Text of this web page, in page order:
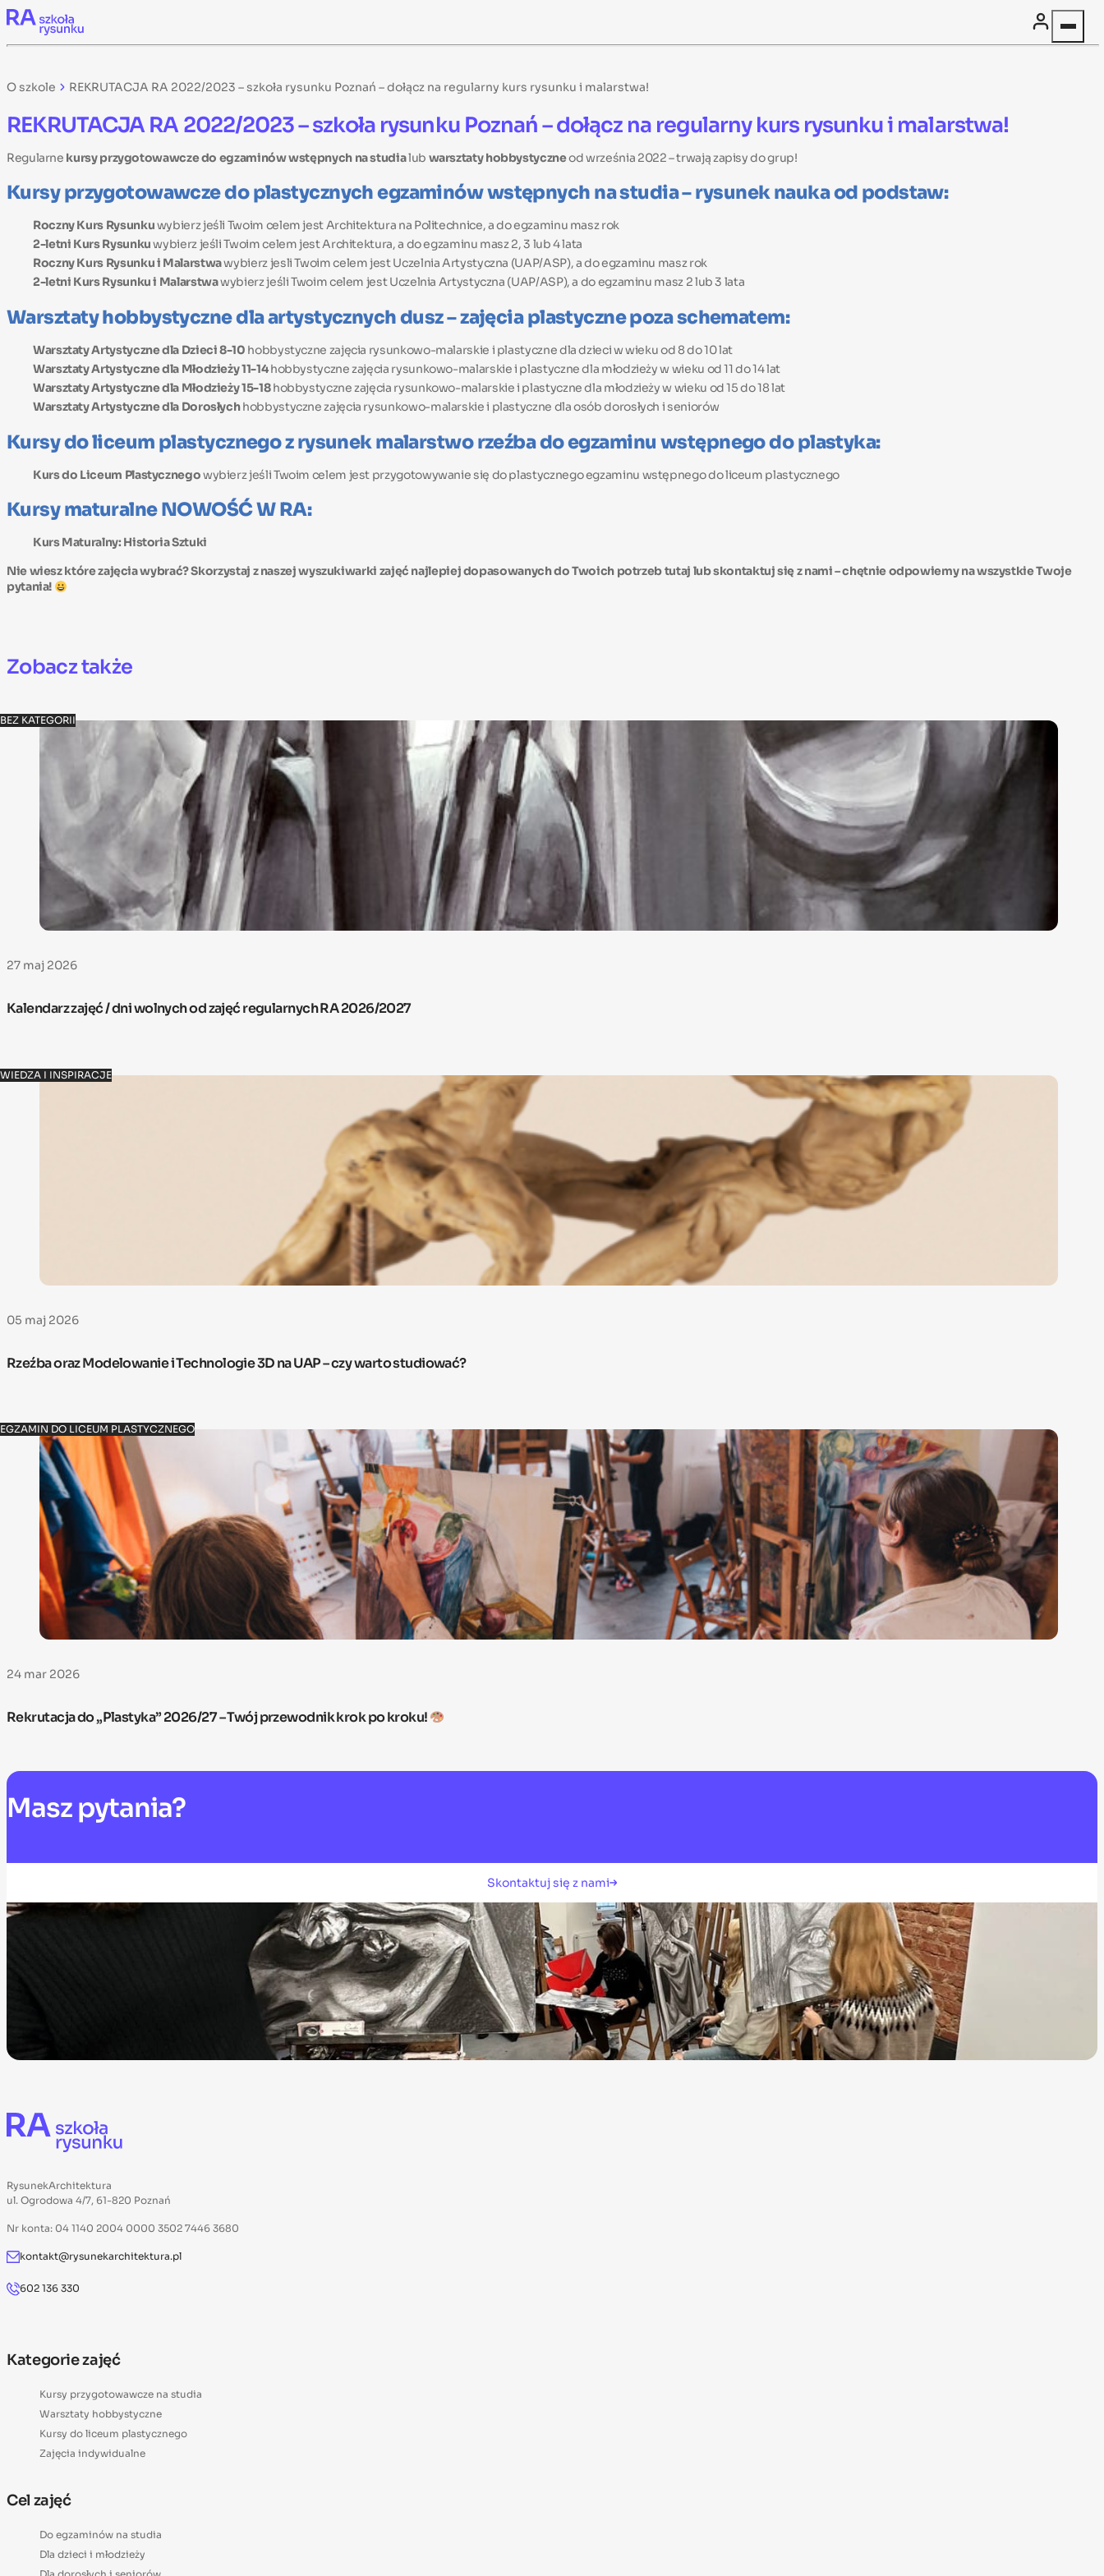
Skip to content
O szkole REKRUTACJA RA 2022/2023 – szkoła rysunku Poznań – dołącz na regularny kurs rysunku i malarstwa!
REKRUTACJA RA 2022/2023 – szkoła rysunku Poznań – dołącz na regularny kurs rysunku i malarstwa!
Regularne kursy przygotowawcze do egzaminów wstępnych na studialub warsztaty hobbystyczneod września 2022 – trwają zapisy do grup!
Kursy przygotowawcze do plastycznych egzaminów wstępnych na studia – rysunek nauka od podstaw:
Roczny Kurs Rysunkuwybierz jeśli Twoim celem jest Architektura na Politechnice, a do egzaminu masz rok
2-letni Kurs Rysunkuwybierz jeśli Twoim celem jest Architektura, a do egzaminu masz 2, 3 lub 4 lata
Roczny Kurs Rysunku i Malarstwawybierz jesli Twoim celem jest Uczelnia Artystyczna (UAP/ASP), a do egzaminu masz rok
2-letni Kurs Rysunku i Malarstwawybierz jeśli Twoim celem jest Uczelnia Artystyczna (UAP/ASP), a do egzaminu masz 2 lub 3 lata
Warsztaty hobbystyczne dla artystycznych dusz – zajęcia plastyczne poza schematem:
Warsztaty Artystyczne dla Dzieci 8-10 hobbystyczne zajęcia rysunkowo-malarskie i plastyczne dla dzieci w wieku od 8 do 10 lat
Warsztaty Artystyczne dla Młodzieży 11-14hobbystyczne zajęcia rysunkowo-malarskie i plastyczne dla młodzieży w wieku od 11 do 14 lat
Warsztaty Artystyczne dla Młodzieży 15-18hobbystyczne zajęcia rysunkowo-malarskie i plastyczne dla młodzieży w wieku od 15 do 18 lat
Warsztaty Artystyczne dla Dorosłychhobbystyczne zajęcia rysunkowo-malarskie i plastyczne dla osób dorosłych i seniorów
Kursy do liceum plastycznego z rysunek malarstwo rzeźba do egzaminu wstępnego do plastyka:
Kurs do Liceum Plastycznegowybierz jeśli Twoim celem jest przygotowywanie się do plastycznego egzaminu wstępnego do liceum plastycznego
Kursy maturalne NOWOŚĆ W RA:
Kurs Maturalny: Historia Sztuki
Nie wiesz które zajęcia wybrać? Skorzystaj z naszej wyszukiwarki zajęć najlepiej dopasowanych do Twoich potrzebtutaj lub skontaktuj się z nami – chętnie odpowiemy na wszystkie Twoje
pytania!
Zobacz także
BEZ KATEGORII
27 maj 2026
Kalendarz zajęć / dni wolnych od zajęć regularnych RA 2026/2027
WIEDZA I INSPIRACJE
05 maj 2026
Rzeźba oraz Modelowanie i Technologie 3D na UAP – czy warto studiować?
EGZAMIN DO LICEUM PLASTYCZNEGO
24 mar 2026
Rekrutacja do „Plastyka” 2026/27 – Twój przewodnik krok po kroku!
Masz pytania?
Skontaktuj się z nami
RysunekArchitektura
ul. Ogrodowa 4/7, 61-820 Poznań
Nr konta: 04 1140 2004 0000 3502 7446 3680
kontakt@rysunekarchitektura.pl
602 136 330
Kategorie zajęć
Kursy przygotowawcze na studia
Warsztaty hobbystyczne
Kursy do liceum plastycznego
Zajęcia indywidualne
Cel zajęć
Do egzaminów na studia
Dla dzieci i młodzieży